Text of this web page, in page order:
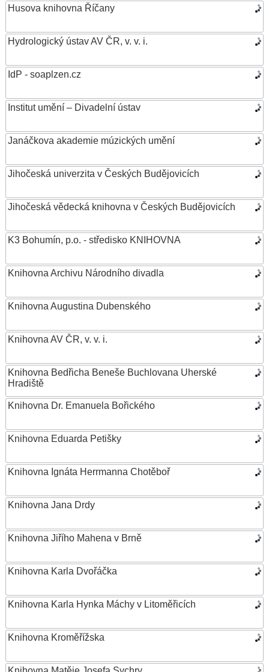
Husova knihovna Říčany
Hydrologický ústav AV ČR, v. v. i.
IdP - soaplzen.cz
Institut umění – Divadelní ústav
Janáčkova akademie múzických umění
Jihočeská univerzita v Českých Budějovicích
Jihočeská vědecká knihovna v Českých Budějovicích
K3 Bohumín, p.o. - středisko KNIHOVNA
Knihovna Archivu Národního divadla
Knihovna Augustina Dubenského
Knihovna AV ČR, v. v. i.
Knihovna Bedřicha Beneše Buchlovana Uherské
Hradiště
Knihovna Dr. Emanuela Bořického
Knihovna Eduarda Petišky
Knihovna Ignáta Herrmanna Chotěboř
Knihovna Jana Drdy
Knihovna Jiřího Mahena v Brně
Knihovna Karla Dvořáčka
Knihovna Karla Hynka Máchy v Litoměřicích
Knihovna Kroměřížska